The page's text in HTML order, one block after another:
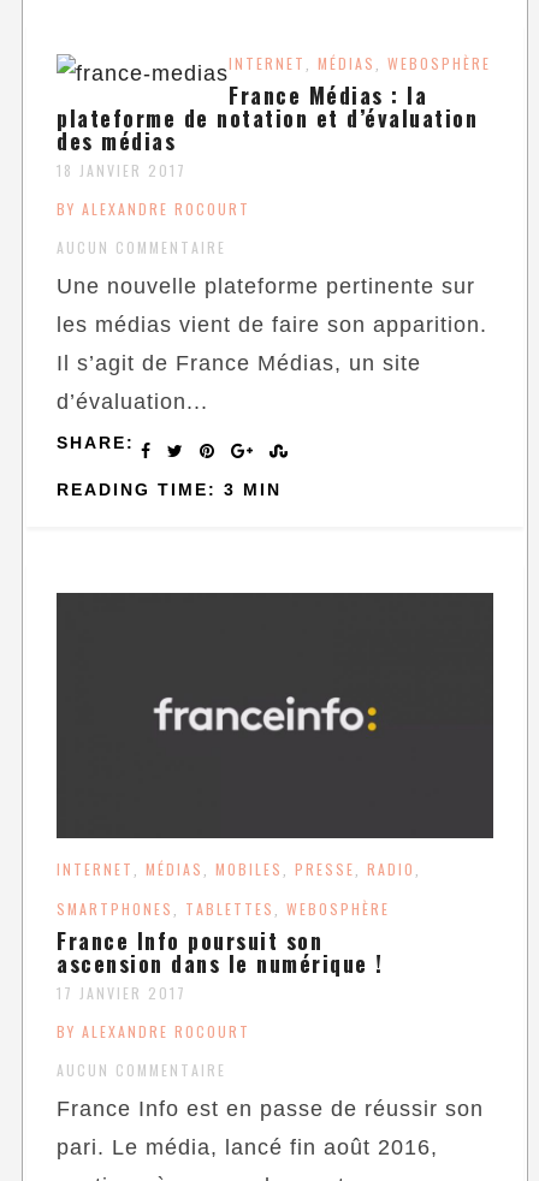
INTERNET , MÉDIAS ,WEBOSPHÈRE
France Médias : la
plateforme de notation et d’évaluation
des médias
18 JANVIER 2017
BY ALEXANDRE ROCOURT
AUCUN COMMENTAIRE
Une nouvelle plateforme pertinente sur
les médias vient de faire son apparition.
Il s’agit de France Médias, un site
d’évaluation...
SHARE:
READING TIME: 3 MIN
INTERNET , MÉDIAS , MOBILES , PRESSE , RADIO ,
SMARTPHONES , TABLETTES ,WEBOSPHÈRE
France Info poursuit son
ascension dans le numérique !
17 JANVIER 2017
BY ALEXANDRE ROCOURT
AUCUN COMMENTAIRE
France Info est en passe de réussir son
pari. Le média, lancé fin août 2016,